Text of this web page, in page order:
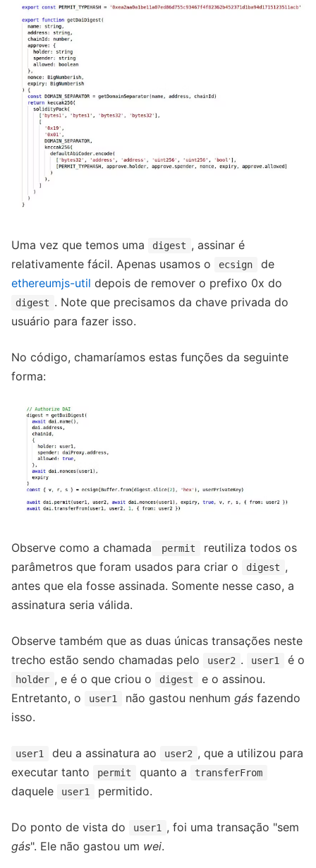
Uma vez que temos uma digest , assinar é
relativamente fácil. Apenas usamos o
ecsign
de
ethereumjs-util depois de remover o prefixo 0x do
digest . Note que precisamos da chave privada do
usuário para fazer isso.
No código, chamaríamos estas funções da seguinte
forma:
Observe como a chamada permit
reutiliza todos os
parâmetros que foram usados para criar o
digest ,
antes que ela fosse assinada. Somente nesse caso, a
assinatura seria válida.
Observe também que as duas únicas transações neste
trecho estão sendo chamadas pelo
user2 . user1 é o
holder , e é o que criou o digest
e o assinou.
Entretanto, o
user1 não gastou nenhum gásfazendo
isso.
user1 deu a assinatura ao user2 , que a utilizou para
executar tanto
permit quanto a transferFrom
daquele user1 permitido.
Do ponto de vista do user1
, foi uma transação "sem
gás". Ele não gastou um wei.